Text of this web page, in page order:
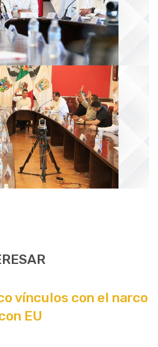
vínculos con el narco
EU